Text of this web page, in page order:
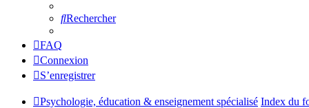
Rechercher
FAQ
Connexion
S’enregistrer
Psychologie, éducation & enseignement spécialisé Index du